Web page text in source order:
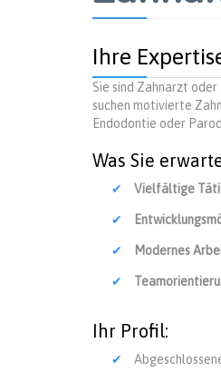
Ihre
Sie sind Zahnarzt
suchen motivierte
Endodontie oder
Was Sie
Vielfältige
Modernes
Ihr Profil: